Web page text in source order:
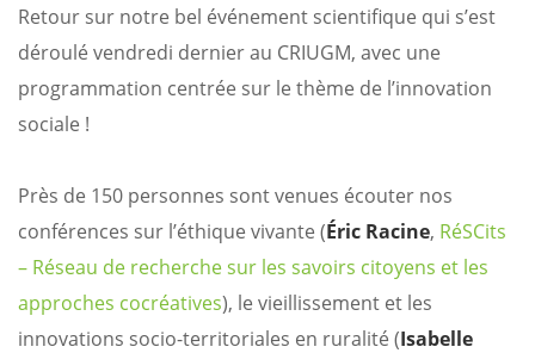
Retour sur notre bel événement scientifique qui s’est
déroulé vendredi dernier au CRIUGM, avec une
programmation centrée sur le thème de l’innovation
sociale !
Près de 150 personnes sont venues écouter nos
conférences sur l’éthique vivante (Éric Racine, RéSCits
– Réseau de recherche sur les savoirs citoyens et les
approches cocréatives), le vieillissement et les
innovations socio-territoriales en ruralité (Isabelle